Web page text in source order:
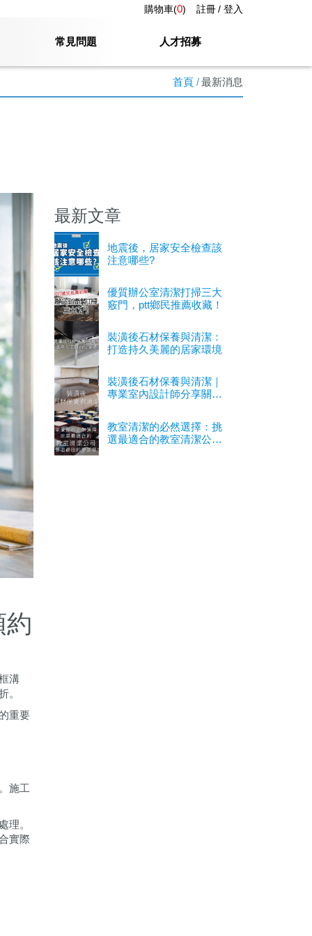
註冊 登入
購物車(0)
常見問題 人才招募
首頁 最新消息
溝
。
重要
施工
理。
實際
最新文章
地震後，居家安全檢查該
注意哪些?
優質辦公室清潔打掃三大
竅門，ptt鄉民推薦收藏！
裝潢後石材保養與清潔：
打造持久美麗的居家環境
裝潢後石材保養與清潔｜
專業室內設計師分享關鍵
教室清潔的必然選擇：挑
選最適合的教室清潔公司